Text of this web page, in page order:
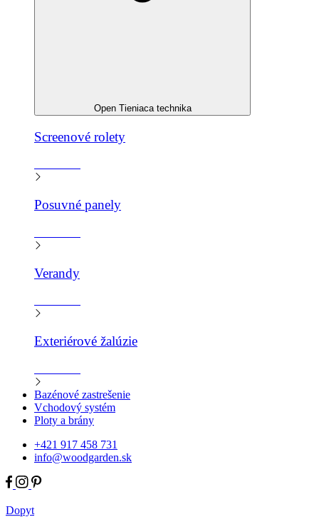
Open Tieniaca technika
Screenové rolety
Posuvné panely
Verandy
Exteriérové žalúzie
Bazénové zastrešenie
Vchodový systém
Ploty a brány
+421 917 458 731
info@woodgarden.sk
Dopyt